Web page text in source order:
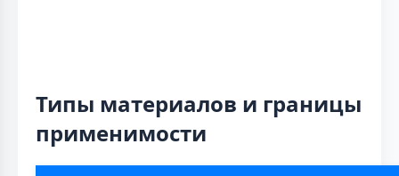
Типы материалов и границы
применимости